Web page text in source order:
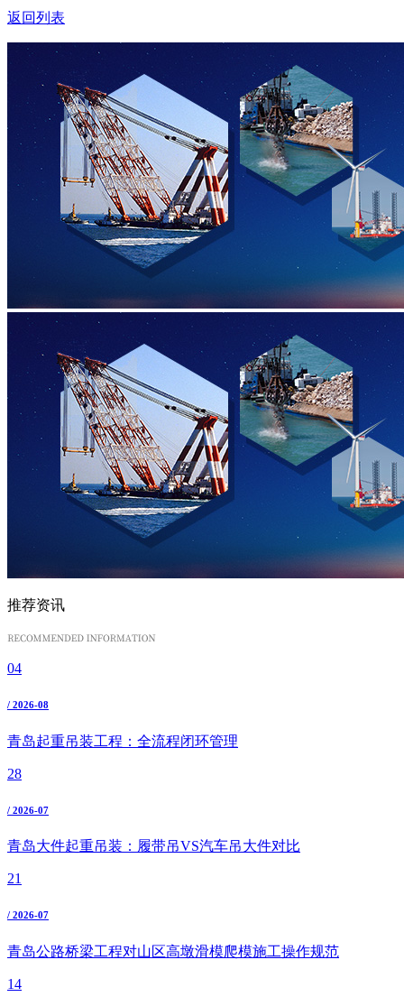
返回列表
推荐资讯
04
/ 2026-08
青岛起重吊装工程：全流程闭环管理
28
/ 2026-07
青岛大件起重吊装：履带吊VS汽车吊大件对比
21
/ 2026-07
青岛公路桥梁工程对山区高墩滑模爬模施工操作规范
14